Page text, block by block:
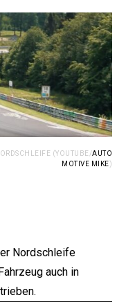
(YOUTUBE/AUTO
MOTIVE MIKE)
Nordschleife
auch in